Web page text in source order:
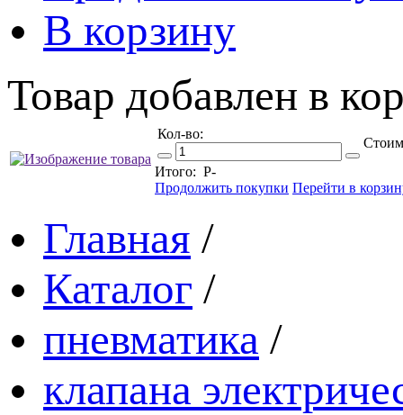
В корзину
Товар добавлен в
Кол-во:
Итого: Р-
Продолжить покупки Перейти в
Главная /
Каталог /
пневматика /
клапана